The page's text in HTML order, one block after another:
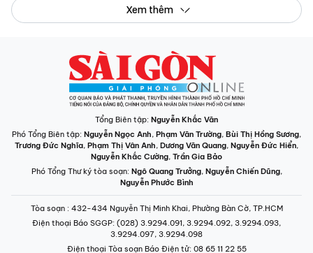
Xem thêm
Tổng Biên tập: Nguyễn Khắc Văn
Phó Tổng Biên tập: Nguyễn Ngọc Anh, Phạm Văn Trường, Bùi Thị Hồng Sương,
Trương Đức Nghĩa, Phạm Thị Vân Anh, Dương Văn Quang, Nguyễn Đức Hiển,
Nguyễn Khắc Cường, Trần Gia Bảo
Phó Tổng Thư ký tòa soạn: Ngô Quang Trưởng, Nguyễn Chiến Dũng,
Nguyễn Phước Bình
Tòa soạn : 432-434 Nguyễn Thị Minh Khai, Phường Bàn Cờ, TP.HCM
Điện thoại Báo SGGP: (028) 3.9294.091, 3.9294.092, 3.9294.093,
3.9294.097, 3.9294.098
Điện thoại Tòa soạn Báo Điện tử: 08 65 11 22 55